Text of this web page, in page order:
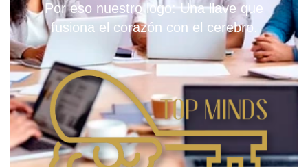
Por eso nuestro logo: Una llave que
fusiona el corazón con el cerebro.